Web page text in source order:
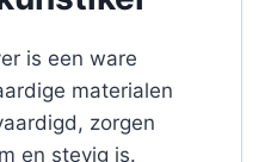
is een ware
materialen
zorgen
en stevig is.